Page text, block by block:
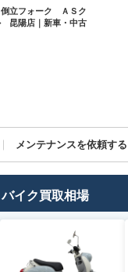
立フォーク ＡＳク
昆陽店｜新車・中古
メンテナンスを依頼する
バイク買取相場